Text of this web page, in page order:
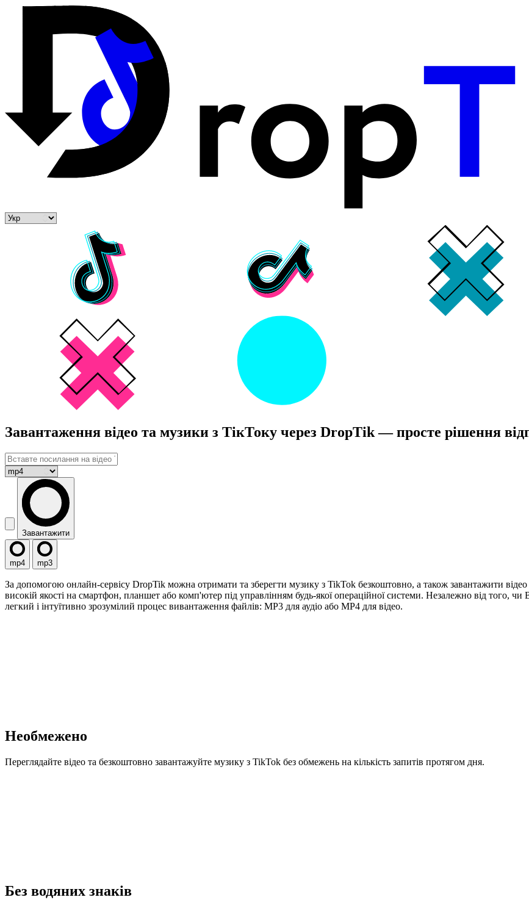
Завантаження відео та музики з ТікТоку через DropTik — просте рішення
Завантажити
mp4 mp3
За допомогою онлайн-сервісу DropTik можна отримати та зберегти музику з TikTok безкоштовно, а також завантажити відео
високій якості на смартфон, планшет або комп'ютер під управлінням будь-якої операційної системи. Незалежно від того,
легкий і інтуїтивно зрозумілий процес вивантаження файлів: MP3 для аудіо або MP4 для відео.
Необмежено
Переглядайте відео та безкоштовно завантажуйте музику з TikTok без обмежень на кількість запитів протягом дня.
Без водяних знаків